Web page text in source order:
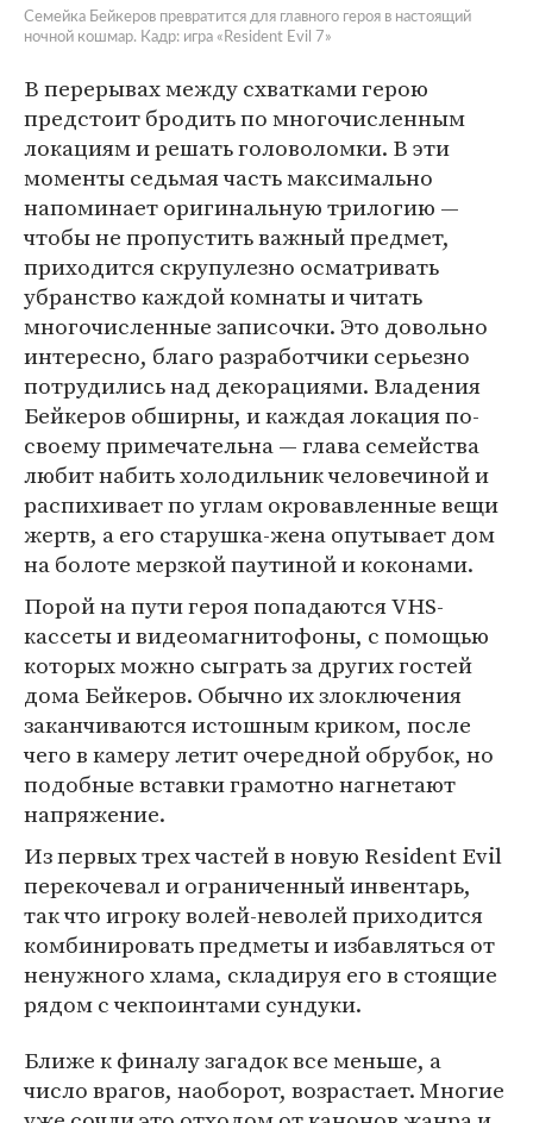
Семейка Бейкеров превратится для главного героя в настоящий
ночной кошмар. Кадр: игра «Resident Evil 7»
В перерывах между схватками герою
предстоит бродить по многочисленным
локациям и решать головоломки. В эти
моменты седьмая часть максимально
напоминает оригинальную трилогию —
чтобы не пропустить важный предмет,
приходится скрупулезно осматривать
убранство каждой комнаты и читать
многочисленные записочки. Это довольно
интересно, благо разработчики серьезно
потрудились над декорациями. Владения
Бейкеров обширны, и каждая локация по-
своему примечательна — глава семейства
любит набить холодильник человечиной и
распихивает по углам окровавленные вещи
жертв, а его старушка-жена опутывает дом
на болоте мерзкой паутиной и коконами.
Порой на пути героя попадаются VHS-
кассеты и видеомагнитофоны, с помощью
которых можно сыграть за других гостей
дома Бейкеров. Обычно их злоключения
заканчиваются истошным криком, после
чего в камеру летит очередной обрубок, но
подобные вставки грамотно нагнетают
напряжение.
Из первых трех частей в новую Resident Evil
перекочевал и ограниченный инвентарь,
так что игроку волей-неволей приходится
комбинировать предметы и избавляться от
ненужного хлама, складируя его в стоящие
рядом с чекпоинтами сундуки.
Ближе к финалу загадок все меньше, а
число врагов, наоборот, возрастает. Многие